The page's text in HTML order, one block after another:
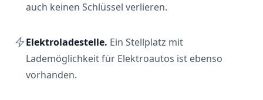
auch keinen Schlüssel verlieren.
Elektroladestelle. Ein Stellplatz mit
Lademöglichkeit für Elektroautos ist ebenso
vorhanden.